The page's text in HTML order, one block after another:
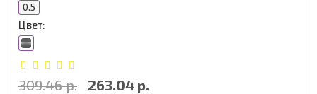
0.5
Цвет:
309.46 р. 263.04 р.